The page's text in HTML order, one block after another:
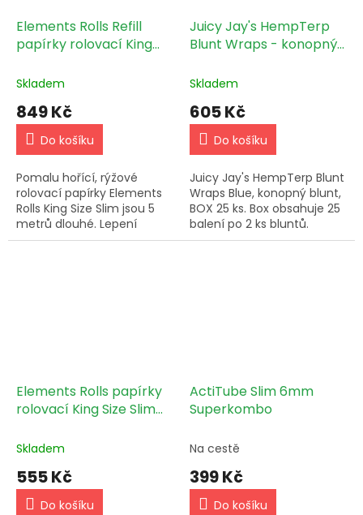
Elements Rolls Refill
papírky rolovací King
5m, 1 ks 20ks
Skladem
849 Kč
Do košíku
Pomalu hořící, rýžové
rolovací papírky Elements
Rolls King Size Slim jsou 5
metrů dlouhé. Lepení
zajišťuje přírodní guma.
Juicy Jay's HempTerp
Blunt Wraps - konopný
25ks BLUE
Skladem
605 Kč
Do košíku
Juicy Jay's HempTerp Blunt
Wraps Blue, konopný blunt,
BOX 25 ks. Box obsahuje 25
balení po 2 ks bluntů.
Elements Rolls papírky
rolovací King Size Slim
Skladem
555 Kč
Do košíku
ActiTube Slim 6mm
Superkombo
Na cestě
399 Kč
Do košíku